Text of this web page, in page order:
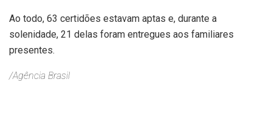
Ao todo, 63 certidões estavam aptas e, durante a
solenidade, 21 delas foram entregues aos familiares
presentes.
/Agência Brasil